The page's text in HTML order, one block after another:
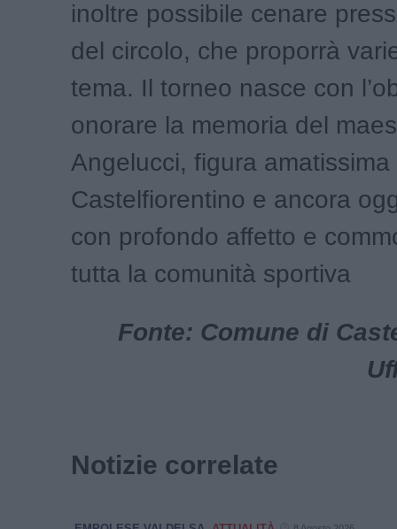
inoltre possibile cenare
del circolo, che proporrà
tema. Il torneo nasce con
onorare la memoria del
Angelucci, figura amatissima
Castelfiorentino e ancora
con profondo affetto e
tutta la comunità sportiva
Fonte: Comune di
Notizie correlate